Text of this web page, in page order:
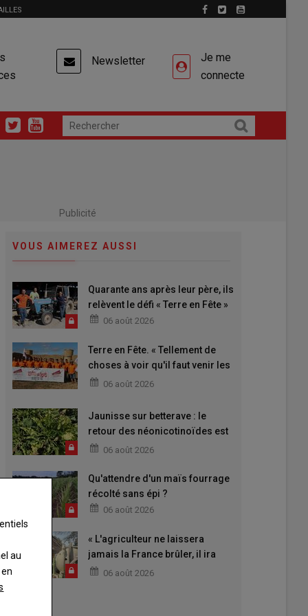
Newsletter
Je me
connecte
Publicité
VOUS AIMEREZ AUSSI
Quarante ans après leur père, ils
relèvent le défi « Terre en Fête »
06 août 2026
Terre en Fête. « Tellement de
choses à voir qu'il faut venir les
deux jours »
06 août 2026
Jaunisse sur betterave : le
retour des néonicotinoïdes est
attendu
06 août 2026
Qu'attendre d'un maïs fourrage
récolté sans épi ?
06 août 2026
« L'agriculteur ne laissera
jamais la France brûler, il ira
aider »06 août 2026
au